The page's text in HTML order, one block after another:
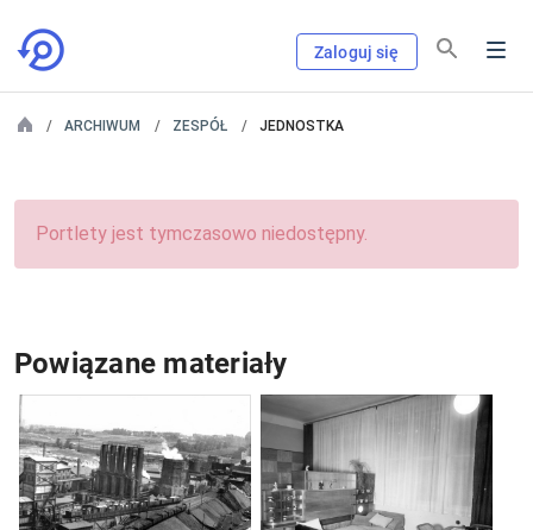
Zaloguj się
ARCHIWUM ZESPÓŁ JEDNOSTKA
Portlety jest tymczasowo niedostępny.
Powiązane materiały